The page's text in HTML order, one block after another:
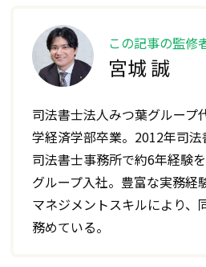
この記事の監修
宮城 誠
司法書士法人みつ葉グループ
学経済学部卒業。2012年司
司法書士事務所で約6年経験
グループ入社。豊富な実務経
マネジメントスキルにより、
務めている。